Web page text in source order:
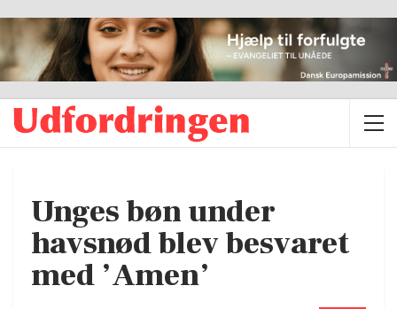
Unges bøn under
havsnød blev besvaret
med ’Amen’